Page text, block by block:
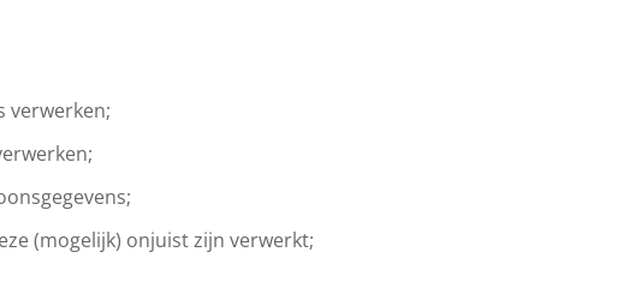
verwerken;
(mogelijk) onjuist zijn verwerkt;